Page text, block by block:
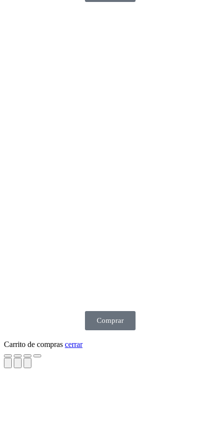
Comprar
Carrito de compras cerrar